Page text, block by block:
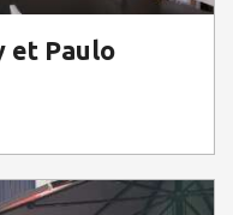
et Paulo